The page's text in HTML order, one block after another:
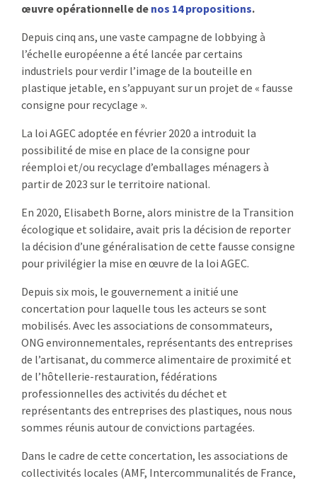
œuvre opérationnelle de nos 14 propositions.
Depuis cinq ans, une vaste campagne de lobbying à
l’échelle européenne a été lancée par certains
industriels pour verdir l’image de la bouteille en
plastique jetable, en s’appuyant sur un projet de « fausse
consigne pour recyclage ».
La loi AGEC adoptée en février 2020 a introduit la
possibilité de mise en place de la consigne pour
réemploi et/ou recyclage d’emballages ménagers à
partir de 2023 sur le territoire national.
En 2020, Elisabeth Borne, alors ministre de la Transition
écologique et solidaire, avait pris la décision de reporter
la décision d’une généralisation de cette fausse consigne
pour privilégier la mise en œuvre de la loi AGEC.
Depuis six mois, le gouvernement a initié une
concertation pour laquelle tous les acteurs se sont
mobilisés. Avec les associations de consommateurs,
ONG environnementales, représentants des entreprises
de l’artisanat, du commerce alimentaire de proximité et
de l’hôtellerie-restauration, fédérations
professionnelles des activités du déchet et
représentants des entreprises des plastiques, nous nous
sommes réunis autour de convictions partagées.
Dans le cadre de cette concertation, les associations de
collectivités locales (AMF, Intercommunalités de France,